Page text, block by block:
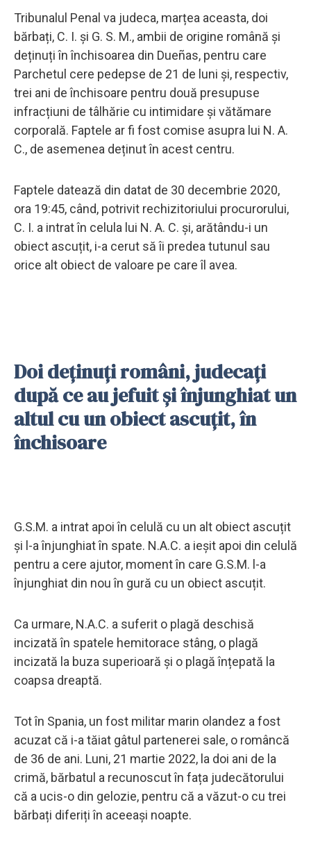
Tribunalul Penal va judeca, marțea aceasta, doi
bărbați, C. I. și G. S. M., ambii de origine română și
deținuți în închisoarea din Dueñas, pentru care
Parchetul cere pedepse de 21 de luni și, respectiv,
trei ani de închisoare pentru două presupuse
infracțiuni de tâlhărie cu intimidare și vătămare
corporală. Faptele ar fi fost comise asupra lui N. A.
C., de asemenea deținut în acest centru.
Faptele datează din datat de 30 decembrie 2020,
ora 19:45, când, potrivit rechizitoriului procurorului,
C. I. a intrat în celula lui N. A. C. și, arătându-i un
obiect ascuțit, i-a cerut să îi predea tutunul sau
orice alt obiect de valoare pe care îl avea.
Doi deținuți români, judecați
după ce au jefuit și înjunghiat un
altul cu un obiect ascuțit, în
închisoare
G.S.M. a intrat apoi în celulă cu un alt obiect ascuțit
și l-a înjunghiat în spate. N.A.C. a ieșit apoi din celulă
pentru a cere ajutor, moment în care G.S.M. l-a
înjunghiat din nou în gură cu un obiect ascuțit.
Ca urmare, N.A.C. a suferit o plagă deschisă
incizată în spatele hemitorace stâng, o plagă
incizată la buza superioară și o plagă înțepată la
coapsa dreaptă.
Tot în Spania, un fost militar marin olandez a fost
acuzat că i-a tăiat gâtul partenerei sale, o româncă
de 36 de ani. Luni, 21 martie 2022, la doi ani de la
crimă, bărbatul a recunoscut în fața judecătorului
că a ucis-o din gelozie, pentru că a văzut-o cu trei
bărbați diferiți în aceeași noapte.